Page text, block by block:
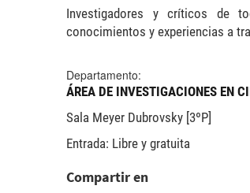
Investigadores y críticos de
conocimientos y experiencias a
Departamento:
ÁREA DE INVESTIGACIONES EN
Sala Meyer Dubrovsky [3ºP]
Entrada: Libre y gratuita
Compartir en